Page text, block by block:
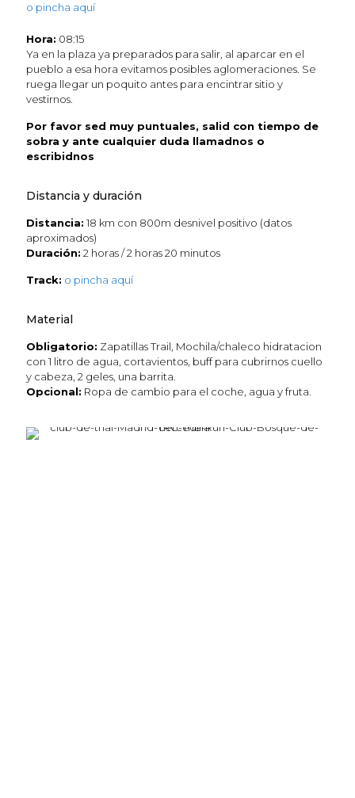
o pincha aquí
Hora: 08:15
Ya en la plaza ya preparados para salir, al aparcar en el
pueblo a esa hora evitamos posibles aglomeraciones. Se
ruega llegar un poquito antes para encintrar sitio y
vestirnos.
Por favor sed muy puntuales, salid con tiempo de
sobra y ante cualquier duda llamadnos o
escribidnos
Distancia y duración
Distancia: 18 km con 800m desnivel positivo (datos
aproximados)
Duración: 2 horas / 2 horas 20 minutos
Track: o pincha aquí
Material
Obligatorio: Zapatillas Trail, Mochila/chaleco hidratacion
con 1 litro de agua, cortavientos, buff para cubrirnos cuello
y cabeza, 2 geles, una barrita.
Opcional: Ropa de cambio para el coche, agua y fruta.